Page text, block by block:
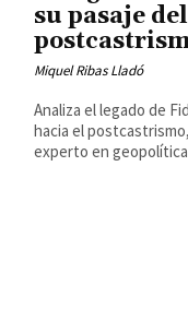
su pasaje
Miquel Ribas Lladó
Analiza el legado de
hacia el
experto en